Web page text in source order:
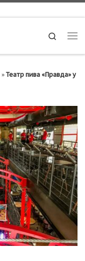
Search
»Театр пива «Правда» у